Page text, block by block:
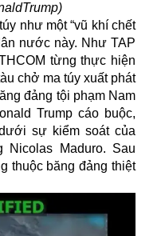
như một “vũ khí chết
nước này. Như TAP
từng thực hiện
chở ma túy xuất phát
đảng tội phạm Nam
Trump cáo buộc,
sự kiểm soát của
Nicolas Maduro. Sau
thuộc băng đảng thiệt